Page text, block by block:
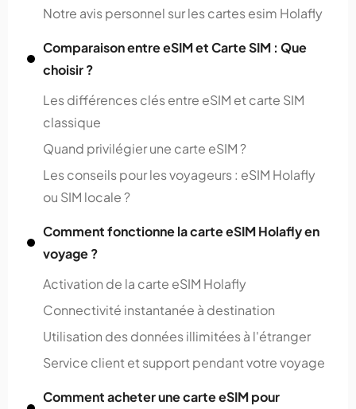
Notre avis personnel sur les cartes esim Holafly
Comparaison entre eSIM et Carte SIM : Que
choisir ?
Les différences clés entre eSIM et carte SIM
classique
Quand privilégier une carte eSIM ?
Les conseils pour les voyageurs : eSIM Holafly
ou SIM locale ?
Comment fonctionne la carte eSIM Holafly en
voyage ?
Activation de la carte eSIM Holafly
Connectivité instantanée à destination
Utilisation des données illimitées à l'étranger
Service client et support pendant votre voyage
Comment acheter une carte eSIM pour